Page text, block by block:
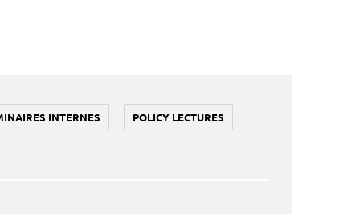
INTERNES POLICY LECTURES